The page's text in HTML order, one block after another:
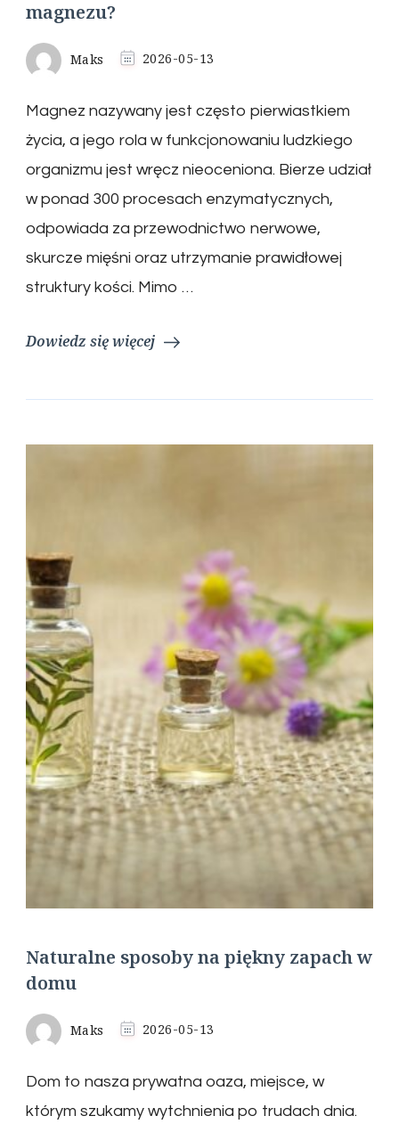
magnezu?
Maks 2026-05-13
Magnez nazywany jest często pierwiastkiem
życia, a jego rola w funkcjonowaniu ludzkiego
organizmu jest wręcz nieoceniona. Bierze udział
w ponad 300 procesach enzymatycznych,
odpowiada za przewodnictwo nerwowe,
skurcze mięśni oraz utrzymanie prawidłowej
struktury kości. Mimo …
Dowiedz się więcej
Naturalne sposoby na piękny zapach w
domu
Maks 2026-05-13
Dom to nasza prywatna oaza, miejsce, w
którym szukamy wytchnienia po trudach dnia.